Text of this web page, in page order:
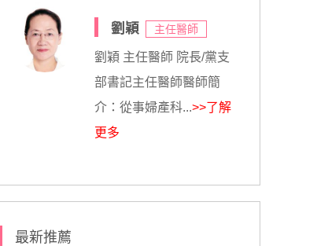
劉穎 主任醫師
劉穎 主任醫師 院長/黨支
部書記主任醫師醫師簡
介：從事婦產科...>>了解
更多
最新推薦